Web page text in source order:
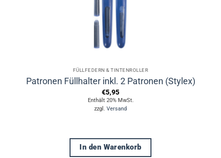
FÜLLFEDERN & TINTENROLLER
Patronen Füllhalter inkl. 2 Patronen (Stylex)
€5,95
Enthält 20% MwSt.
zzgl. Versand
In den Warenkorb